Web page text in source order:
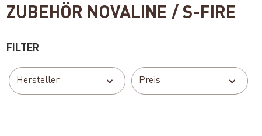
ZUBEHÖR NOVALINE / S-FIRE
FILTER
Hersteller Preis